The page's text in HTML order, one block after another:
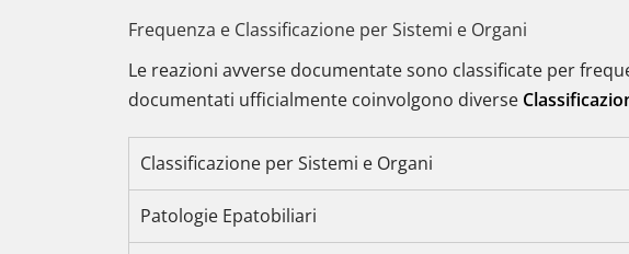
Frequenza e Classificazione per Sistemi e Organi
Le reazioni avverse documentate sono classificate per
documentati ufficialmente coinvolgono diverse
Classificazione per Sistemi e Organi
Patologie Epatobiliari